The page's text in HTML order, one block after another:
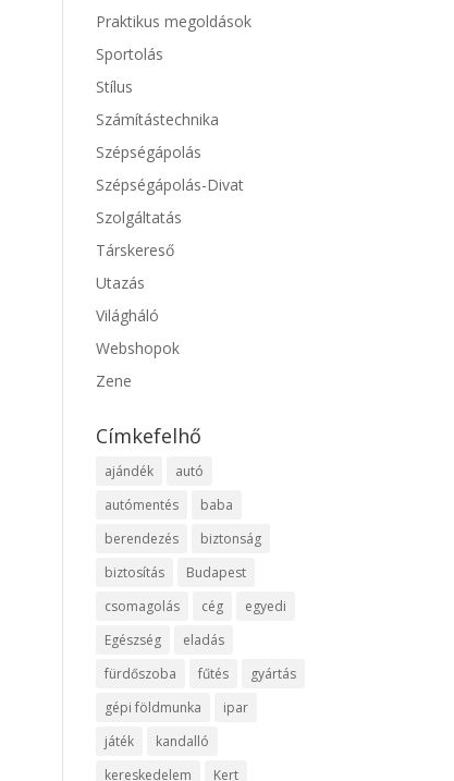
Praktikus megoldások
Sportolás
Stílus
Számítástechnika
Szépségápolás
Szépségápolás-Divat
Szolgáltatás
Társkereső
Utazás
Világháló
Webshopok
Zene
Címkefelhő
ajándék
autó
autómentés
baba
berendezés
biztonság
biztosítás
Budapest
csomagolás
cég
egyedi
Egészség
eladás
fürdőszoba
fűtés
gyártás
gépi földmunka
ipar
játék
kandalló
kereskedelem
Kert